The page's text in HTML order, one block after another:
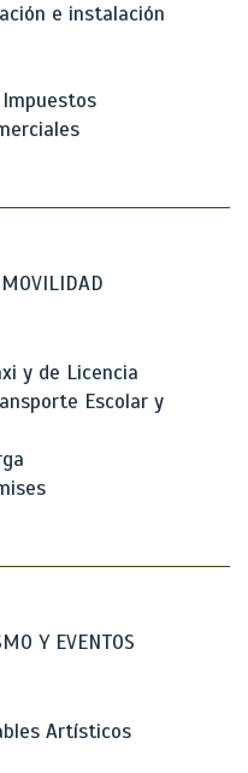
e instalación
y de Licencia
Escolar y
Y EVENTOS
Artísticos